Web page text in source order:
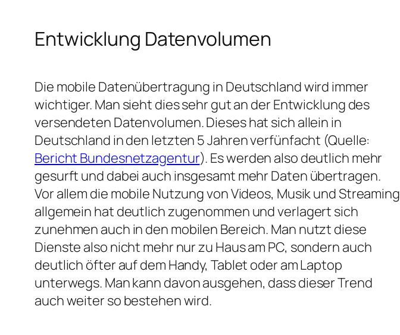
Entwicklung Datenvolumen
Die mobile Datenübertragung in Deutschland wird immer
wichtiger. Man sieht dies sehr gut an der Entwicklung des
versendeten Datenvolumen. Dieses hat sich allein in
Deutschland in den letzten 5 Jahren verfünfacht (Quelle:
Bericht Bundesnetzagentur). Es werden also deutlich mehr
gesurft und dabei auch insgesamt mehr Daten übertragen.
Vor allem die mobile Nutzung von Videos, Musik und Streaming
allgemein hat deutlich zugenommen und verlagert sich
zunehmen auch in den mobilen Bereich. Man nutzt diese
Dienste also nicht mehr nur zu Haus am PC, sondern auch
deutlich öfter auf dem Handy, Tablet oder am Laptop
unterwegs. Man kann davon ausgehen, dass dieser Trend
auch weiter so bestehen wird.